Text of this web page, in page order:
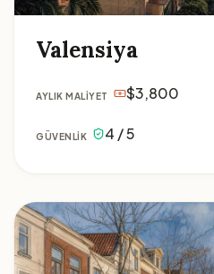
Valensiya
AYLIK MALIYET $3,800
GÜVENLIK 4 / 5
Delft